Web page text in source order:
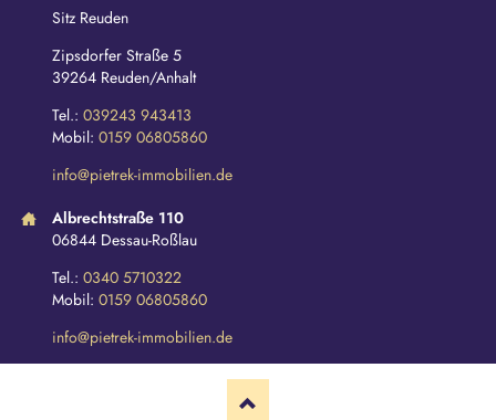
Sitz Reuden
Zipsdorfer Straße 5
39264 Reuden/Anhalt
Tel.: 039243 943413
Mobil: 0159 06805860
info@pietrek-immobilien.de
Albrechtstraße 110
06844 Dessau-Roßlau
Tel.: 0340 5710322
Mobil: 0159 06805860
info@pietrek-immobilien.de